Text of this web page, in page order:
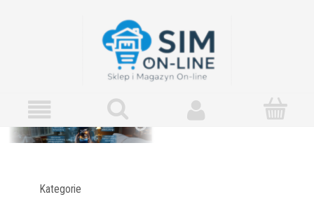
Kategorie